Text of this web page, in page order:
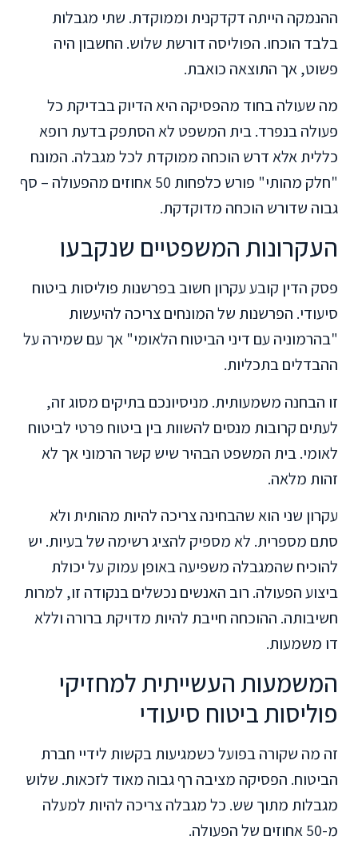
ההנמקה הייתה דקדקנית וממוקדת. שתי מגבלות
בלבד הוכחו. הפוליסה דורשת שלוש. החשבון היה
פשוט, אך התוצאה כואבת.
מה שעולה בחוד מהפסיקה היא הדיוק בבדיקת כל
פעולה בנפרד. בית המשפט לא הסתפק בדעת רופא
כללית אלא דרש הוכחה ממוקדת לכל מגבלה. המונח
"חלק מהותי" פורש כלפחות 50 אחוזים מהפעולה – סף
גבוה שדורש הוכחה מדוקדקת.
העקרונות המשפטיים שנקבעו
פסק הדין קובע עקרון חשוב בפרשנות פוליסות ביטוח
סיעודי. הפרשנות של המונחים צריכה להיעשות
"בהרמוניה עם דיני הביטוח הלאומי" אך עם שמירה על
ההבדלים בתכליות.
זו הבחנה משמעותית. מניסיונכם בתיקים מסוג זה,
לעתים קרובות מנסים להשוות בין ביטוח פרטי לביטוח
לאומי. בית המשפט הבהיר שיש קשר הרמוני אך לא
זהות מלאה.
עקרון שני הוא שהבחינה צריכה להיות מהותית ולא
סתם מספרית. לא מספיק להציג רשימה של בעיות. יש
להוכיח שהמגבלה משפיעה באופן עמוק על יכולת
ביצוע הפעולה. רוב האנשים נכשלים בנקודה זו, למרות
חשיבותה. ההוכחה חייבת להיות מדויקת ברורה וללא
דו משמעות.
המשמעות העשייתית למחזיקי
פוליסות ביטוח סיעודי
זה מה שקורה בפועל כשמגיעות בקשות לידיי חברת
הביטוח. הפסיקה מציבה רף גבוה מאוד לזכאות. שלוש
מגבלות מתוך שש. כל מגבלה צריכה להיות למעלה
מ-50 אחוזים של הפעולה.